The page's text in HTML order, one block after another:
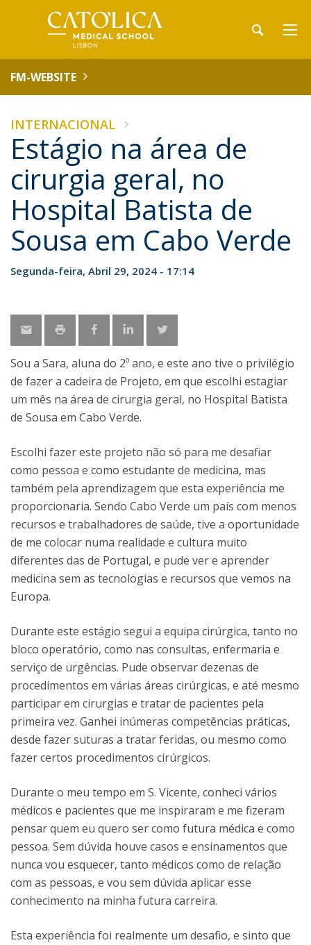
FM-WEBSITE
INTERNACIONAL
Estágio na área de
cirurgia geral, no
Hospital Batista de
Sousa em Cabo Verde
Segunda-feira, Abril 29, 2024 - 17:14
Sou a Sara, aluna do 2º ano, e este ano tive o privilégio
de fazer a cadeira de Projeto, em que escolhi estagiar
um mês na área de cirurgia geral, no Hospital Batista
de Sousa em Cabo Verde.
Escolhi fazer este projeto não só para me desafiar
como pessoa e como estudante de medicina, mas
também pela aprendizagem que esta experiência me
proporcionaria. Sendo Cabo Verde um país com menos
recursos e trabalhadores de saúde, tive a oportunidade
de me colocar numa realidade e cultura muito
diferentes das de Portugal, e pude ver e aprender
medicina sem as tecnologias e recursos que vemos na
Europa.
Durante este estágio segui a equipa cirúrgica, tanto no
bloco operatório, como nas consultas, enfermaria e
serviço de urgências. Pude observar dezenas de
procedimentos em várias áreas cirúrgicas, e até mesmo
participar em cirurgias e tratar de pacientes pela
primeira vez. Ganhei inúmeras competências práticas,
desde fazer suturas a tratar feridas, ou mesmo como
fazer certos procedimentos cirúrgicos.
Durante o meu tempo em S. Vicente, conheci vários
médicos e pacientes que me inspiraram e me fizeram
pensar quem eu quero ser como futura médica e como
pessoa. Sem dúvida houve casos e ensinamentos que
nunca vou esquecer, tanto médicos como de relação
com as pessoas, e vou sem dúvida aplicar esse
conhecimento na minha futura carreira.
Esta experiência foi realmente um desafio, e sinto que